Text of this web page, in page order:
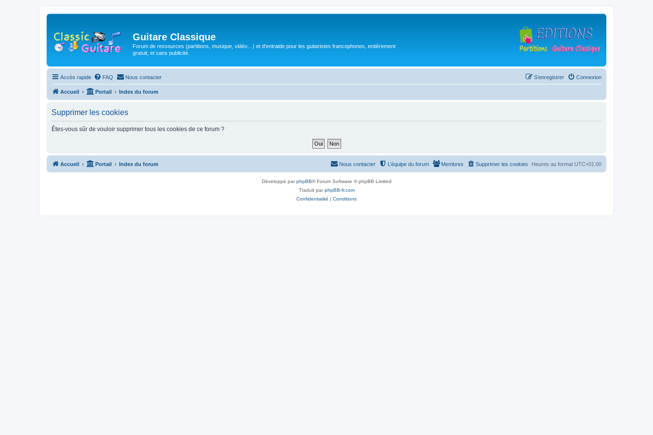
Guitare Classique
Forum de ressources (partitions, musique, vidéo…) et d'entraide pour les guitaristes francophones, entièrement
gratuit, et sans publicité.
Accès rapide FAQ Nous contacter Connexion
S’enregistrer
Accueil Portail Index du forum
Supprimer les cookies
Êtes-vous sûr de vouloir supprimer tous les cookies de ce forum ?
Accueil Portail Index du forum Heures au format UTC+01:00
Supprimer les cookies
Membres
L’équipe du forum
Nous contacter
Développé parphpBB® Forum Software © phpBB Limited
Traduit parphpBB-fr.com
Confidentialité | Conditions